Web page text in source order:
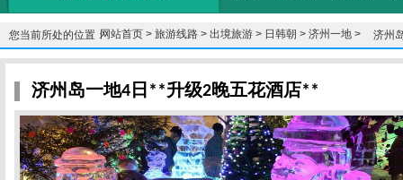
您当前所处的位置：网站首页 > 旅游线路 > 出境旅游 > 日韩朝 > 济州一地 > 济州
济州岛一地4日**升级2晚五花酒店**